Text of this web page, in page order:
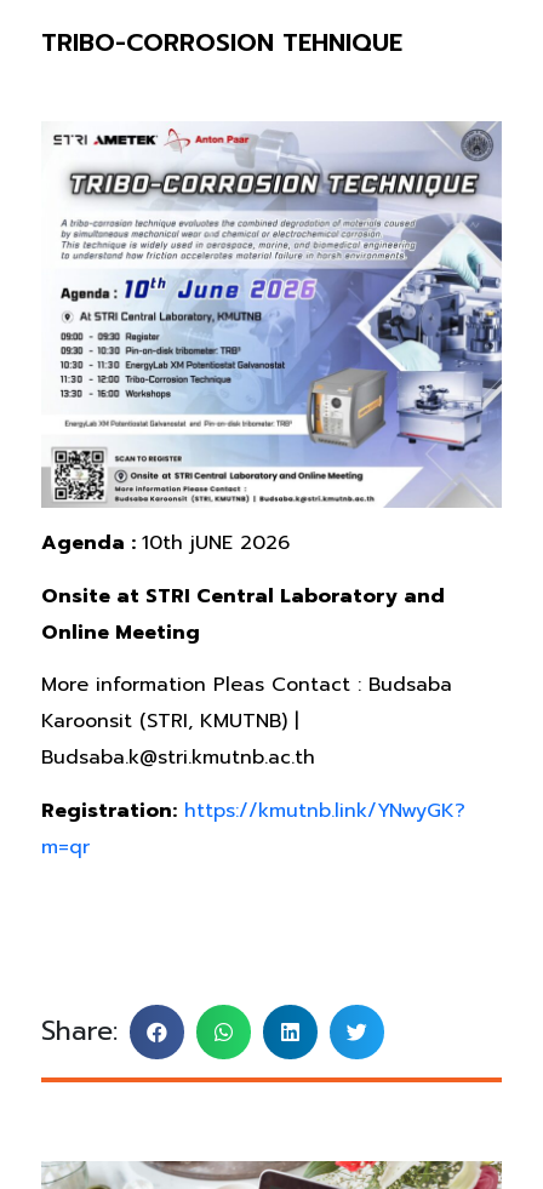
TRIBO-CORROSION TEHNIQUE
Agenda : 10th jUNE 2026
Onsite at STRI Central Laboratory and
Online Meeting
More information Pleas Contact : Budsaba
Karoonsit (STRI, KMUTNB) |
Budsaba.k@stri.kmutnb.ac.th
Registration: https://kmutnb.link/YNwyGK?
m=qr